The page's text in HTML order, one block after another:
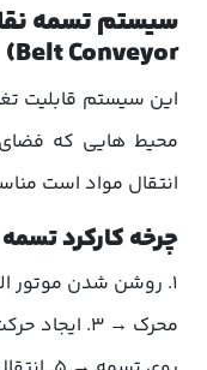
Belt Conveyor)
این سیستم قابلیت
محیط هایی که فضای
انتقال مواد است
چرخه کارکرد تسمه